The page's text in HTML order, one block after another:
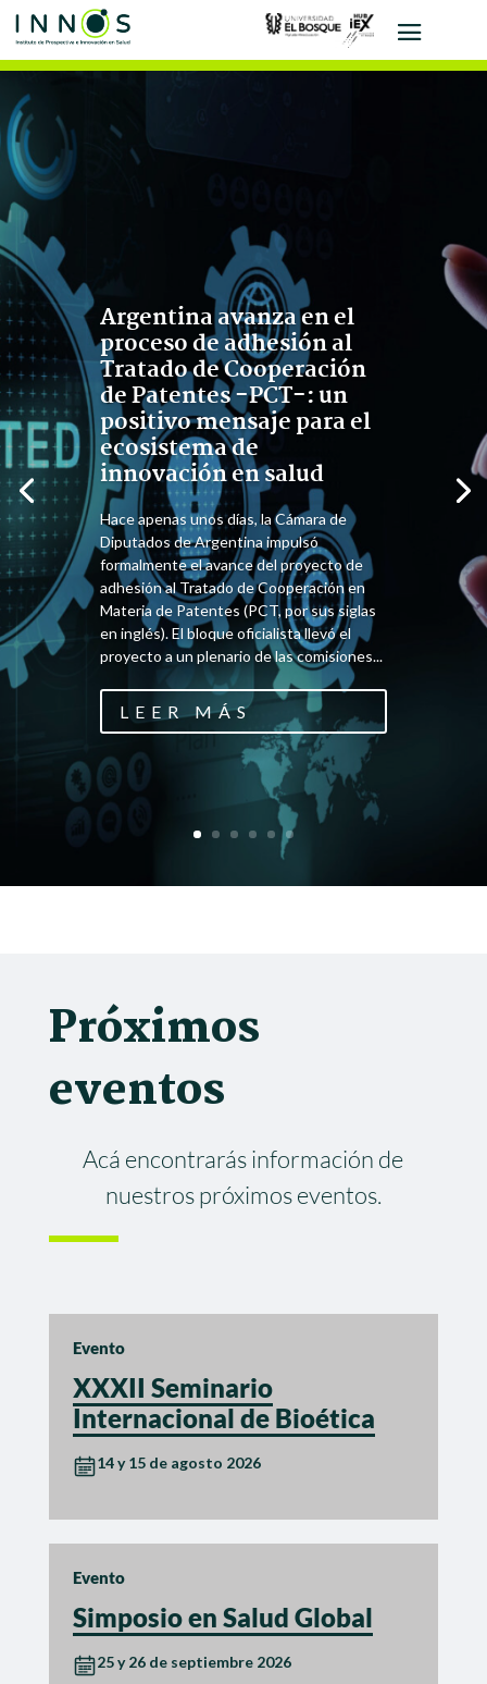
Argentina avanza en el
proceso de adhesión al
Tratado de Cooperación
de Patentes -PCT-: un
positivo mensaje para el
ecosistema de
innovación en salud
Hace apenas unos días, la Cámara de
Diputados de Argentina impulsó
formalmente el avance del proyecto de
adhesión al Tratado de Cooperación en
Materia de Patentes (PCT, por sus siglas
en inglés). El bloque oficialista llevó el
proyecto a un plenario de las comisiones...
LEER MÁS
Próximos
eventos
Acá encontrarás información de
nuestros próximos eventos.
Evento
XXXII Seminario
Internacional de Bioética
14 y 15 de agosto 2026
Evento
Simposio en Salud Global
25 y 26 de septiembre 2026